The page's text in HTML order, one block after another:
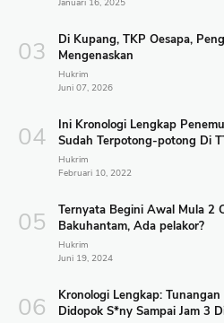
Januari 16, 2025
Di Kupang, TKP Oesapa,
Mengenaskan
Hukrim
Juni 07, 2026
Ini Kronologi Lengkap
Sudah Terpotong-potong Di
Hukrim
Februari 10, 2022
Ternyata Begini Awal Mula 2
Bakuhantam, Ada pelakor?
Hukrim
Juni 19, 2024
Kronologi Lengkap:
Didopok S*ny Sampai Jam 3